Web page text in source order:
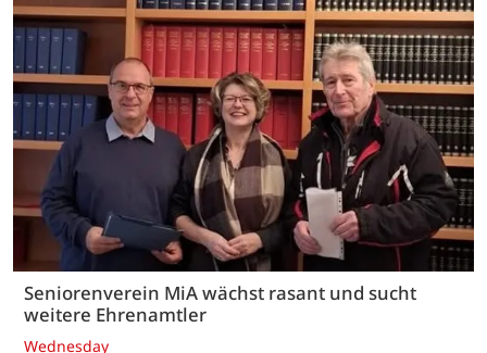
Seniorenverein MiA wächst rasant und sucht
weitere Ehrenamtler
Wednesday